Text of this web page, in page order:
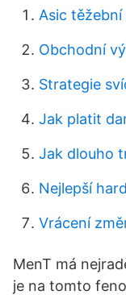
Asic
Obchodní
Strategie
Jak platit
Jak dlouho
Nejlepší
Vrácení
MenT má
je na tomto